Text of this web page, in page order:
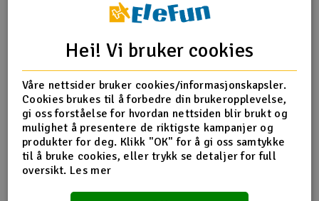
Smarthjem, lek & hobby
Solenergi
Sparkesykler & elkjøretøy
Verktøy, utstyr & tilbehør
Gavekort
HPI-Z800 Spring Washer 3x6mm
Flere detaljer
Produktet er
forbundet med
Reservedeler HPI
Del av PartFinder
HPI Bullet MT 3.0 RTR WP 2.4G
HPI Bullet ST 3.0 RTR WP 2.4G
HPI Vorza Buggy Flux RTR
HPI Vorza Buggy Nitro RTR
Hei! Vi bruker cookies
Våre nettsider bruker cookies/informasjonskapsler.
Cookies brukes til å forbedre din brukeropplevelse,
gi oss forståelse for hvordan nettsiden blir brukt og
mulighet å presentere de riktigste kampanjer og
produkter for deg. Klikk "OK" for å gi oss samtykke
til å bruke cookies, eller trykk se detaljer for full
oversikt. Les mer